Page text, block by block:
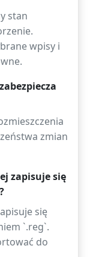
stan
wpisy i
zmian
zapisuje się
się
`.reg`.
do